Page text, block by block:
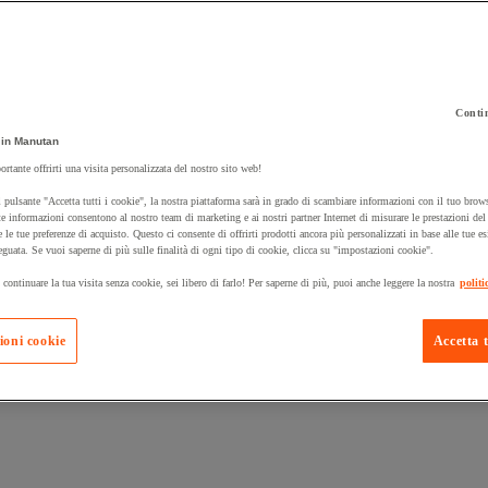
un prodotto:
Manutan Expert
Prodotti in
Manutan
offrirti una visita personalizzata del nostro sito web!
pulsante "Accetta tutti i cookie", la nostra piattaforma sarà in grado di scambiare informazioni con il tuo
informazioni consentono al nostro team di marketing e ai nostri partner Internet di misurare le prestazioni
le tue preferenze di acquisto. Questo ci consente di offrirti prodotti ancora più personalizzati in base alle tue
Se vuoi saperne di più sulle finalità di ogni tipo di cookie, clicca su "impostazioni cookie".
la tua visita senza cookie, sei libero di farlo! Per saperne di più, puoi anche leggere la nostra
Accetta
cookie